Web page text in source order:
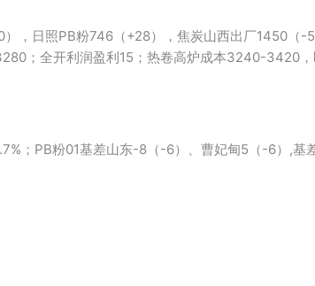
，日照PB粉746（+28），焦炭山西出厂1450（-
；全开利润盈利15；热卷高炉成本3240-3420
；PB粉01基差山东-8（-6）、曹妃甸5（-6）,基